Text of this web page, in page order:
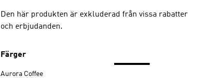
Den här produkten är exkluderad från vissa rabatter
och erbjudanden.
Färger
Aurora Coffee